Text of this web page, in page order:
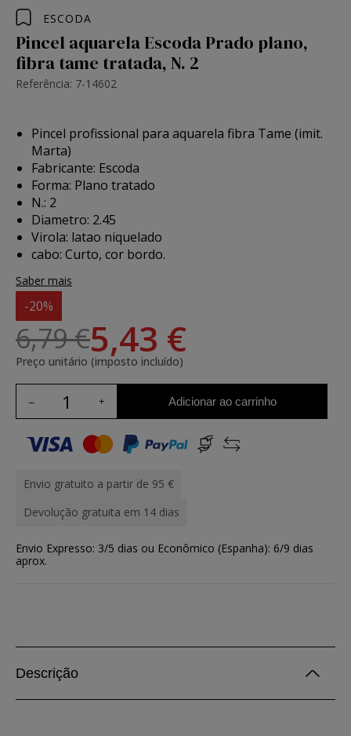
ESCODA
Pincel aquarela Escoda Prado plano,
fibra tame tratada, N. 2
Referência: 7-14602
Pincel profissional para aquarela fibra Tame (imit.
Marta)
Fabricante: Escoda
Forma: Plano tratado
N.: 2
Diametro: 2.45
Virola: latao niquelado
cabo: Curto, cor bordo.
Saber mais
-20%
6,79 €5,43 €
Preço unitário (imposto incluído)
Adicionar ao carrinho
Envio gratuito a partir de 95 €
Devolução gratuita em 14 dias
Envio Expresso: 3/5 dias ou Econômico (Espanha): 6/9 dias
aprox.
Descrição